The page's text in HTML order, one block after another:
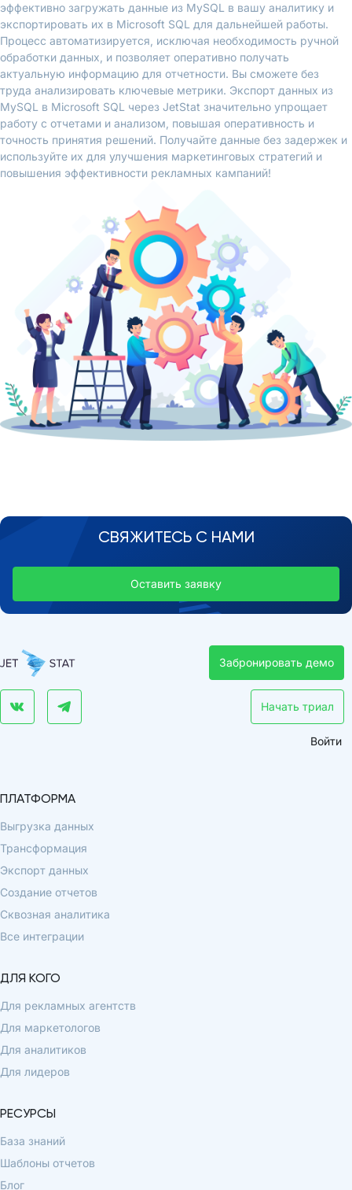
эффективно загружать данные из MySQL в вашу аналитику и
экспортировать их в Microsoft SQL для дальнейшей работы.
Процесс автоматизируется, исключая необходимость ручной
обработки данных, и позволяет оперативно получать
актуальную информацию для отчетности. Вы сможете без
труда анализировать ключевые метрики. Экспорт данных из
MySQL в Microsoft SQL через JetStat значительно упрощает
работу с отчетами и анализом, повышая оперативность и
точность принятия решений. Получайте данные без задержек и
используйте их для улучшения маркетинговых стратегий и
повышения эффективности рекламных кампаний!
СВЯЖИТЕСЬ С НАМИ
Оставить заявку
Забронировать демо
Начать триал
Войти
ПЛАТФОРМА
Выгрузка данных
Трансформация
Экспорт данных
Создание отчетов
Сквозная аналитика
Все интеграции
ДЛЯ КОГО
Для рекламных агентств
Для маркетологов
Для аналитиков
Для лидеров
РЕСУРСЫ
База знаний
Шаблоны отчетов
Блог